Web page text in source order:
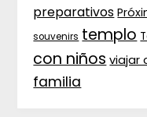
preparativos
souvenirs templo
con niños viajar
familia